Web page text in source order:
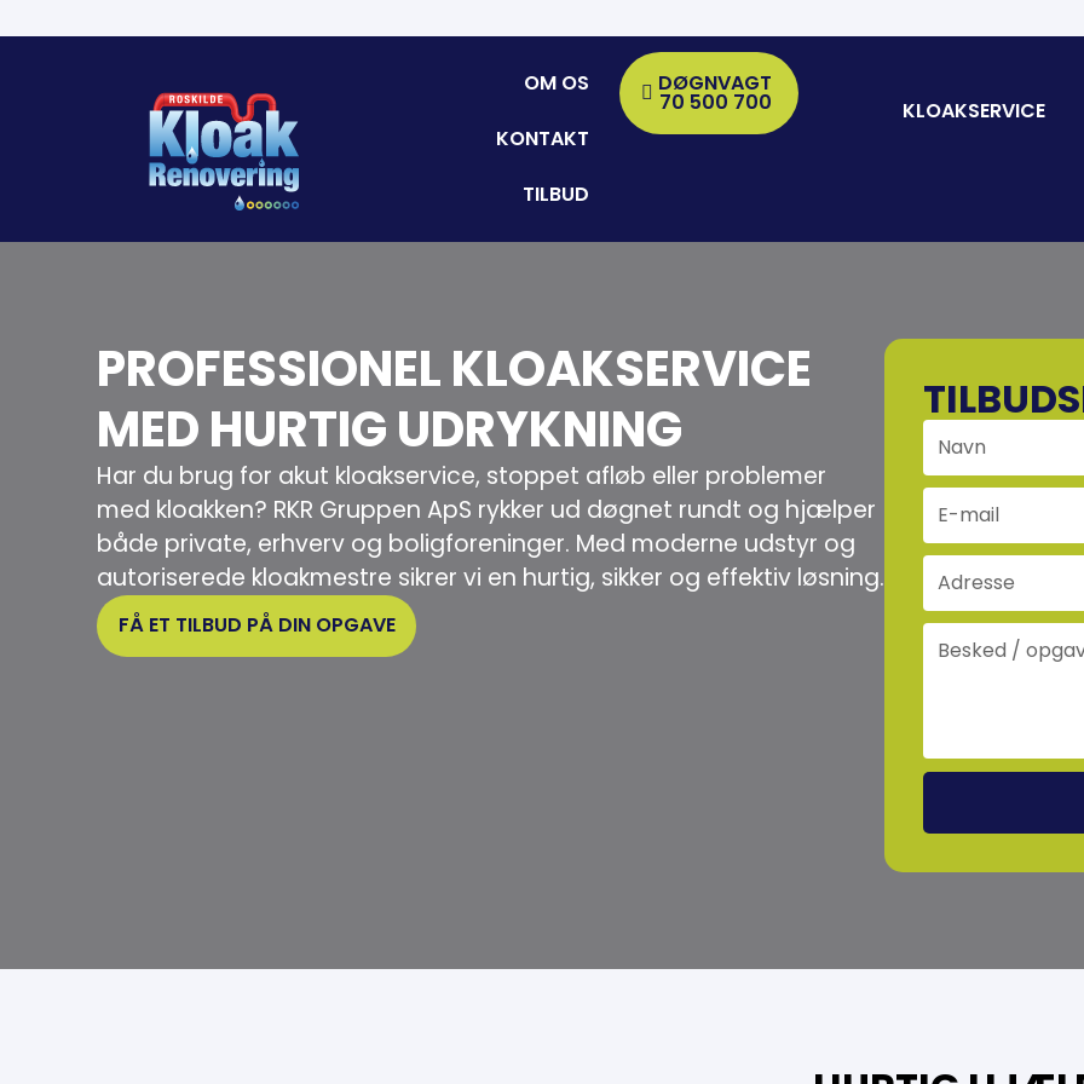
OM OS
KONTAKT
TILBUD
DØGNVAGT
70 500 700 KLOAKSERVICE
PROFESSIONEL KLOAKSERVICE
MED HURTIG UDRYKNING
Har du brug for akut kloakservice, stoppet afløb eller problemer
med kloakken? RKR Gruppen ApS rykker ud døgnet rundt og hjælper
både private, erhverv og boligforeninger. Med moderne udstyr og
autoriserede kloakmestre sikrer vi en hurtig, sikker og effektiv løsning.
FÅ ET TILBUD PÅ DIN OPGAVE